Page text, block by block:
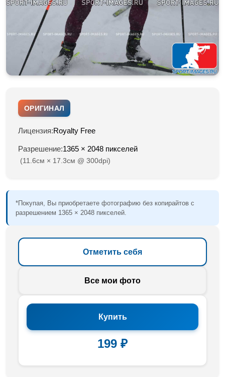
ОРИГИНАЛ
Лицензия:Royalty Free
Разрешение:1365 × 2048 пикселей
(11.6см × 17.3см @ 300dpi)
*Покупая, Вы приобретаете фотографию без копирайтов с
разрешением 1365 × 2048 пикселей.
Отметить себя
Все мои фото
Купить
199 ₽